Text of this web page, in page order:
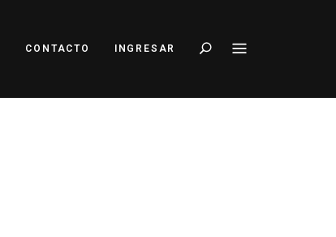
CONTACTO INGRESAR Buscar